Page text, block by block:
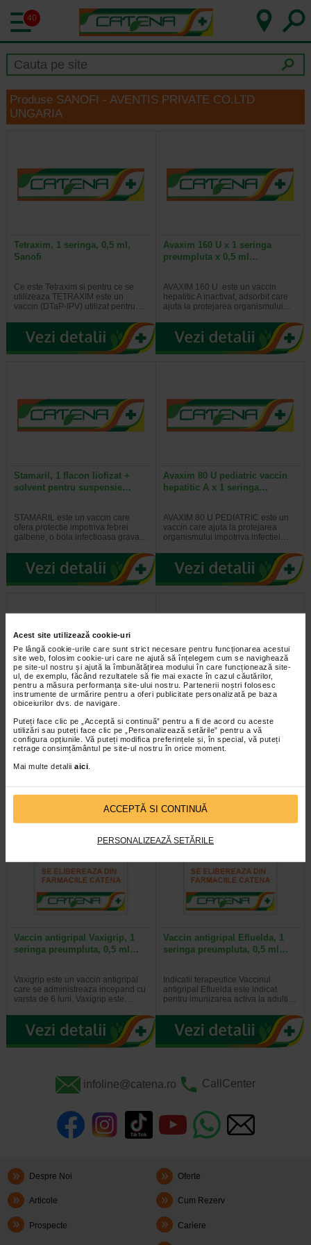
Acest site utilizează cookie-uri
Pe lângă cookie-urile care sunt strict necesare pentru funcționarea acestui
site web, folosim cookie-uri care ne ajută să înțelegem cum se navighează
pe site-ul nostru și ajută la îmbunătățirea modului în care funcționează site-
ul, de exemplu, făcând rezultatele să fie mai exacte în cazul căutărilor,
pentru a măsura performanța site-ului nostru. Partenerii noștri folosesc
instrumente de urmărire pentru a oferi publicitate personalizată pe baza
obiceiurilor dvs. de navigare.
Puteți face clic pe „Acceptă si continuă” pentru a fi de acord cu aceste
utilizări sau puteți face clic pe „Personalizează setările” pentru a vă
configura opțiunile. Vă puteți modifica preferințele și, în special, vă puteți
retrage consimțământul pe site-ul nostru în orice moment.
Mai multe detalii aici
ACCEPTĂ SI CONTINUĂ
PERSONALIZEAZĂ SETĂRILE
40
Produse SANOFI - AVENTIS PRIVATE CO.LTD
UNGARIA
Tetraxim, 1 seringa, 0,5 ml,
Sanofi
Ce este Tetraxim si pentru ce se
utilizeaza TETRAXIM este un
vaccin (DTaP-IPV) utilizat pentru…
Avaxim 160 U x 1 seringa
preumpluta x 0,5 ml…
AVAXIM 160 U este un vaccin
hepatitic A inactivat, adsorbit care
ajuta la protejarea organismului…
Stamaril, 1 flacon liofizat +
solvent pentru suspensie…
STAMARIL este un vaccin care
ofera protectie impotriva febrei
galbene, o bola infectioasa grava…
Avaxim 80 U pediatric vaccin
hepatitic A x 1 seringa…
AVAXIM 80 U PEDIATRIC este un
vaccin care ajuta la protejarea
organismului impotriva infectiei…
Dultavax x 1 seringa
preumpluta cu ac atasat x…
DULTAVAX suspensie injectabila in
diftero-tetanic si poliomielitic…
in seringa preumpluta X 0,5 ml
Hexacima (DTaP-IPV-HB-Hib) este
Vaccin antigripal Vaxigrip, 1
seringa preumpluta, 0,5 ml…
Vaxigrip este un vaccin antigripal
care se administreaza incepand cu
varsta de 6 luni. Vaxigrip este…
Vaccin antigripal Efluelda, 1
seringa preumpluta, 0,5 ml…
Indicatii terapeutice Vaccinul
antigripal Efluelda este indicat
pentru imunizarea activa la adulti…
infoline@catena.ro CallCenter
Despre Noi Oferte
Articole Cum Rezerv
Prospecte Cariere